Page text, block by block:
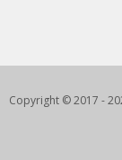
Copyright © 2017 -